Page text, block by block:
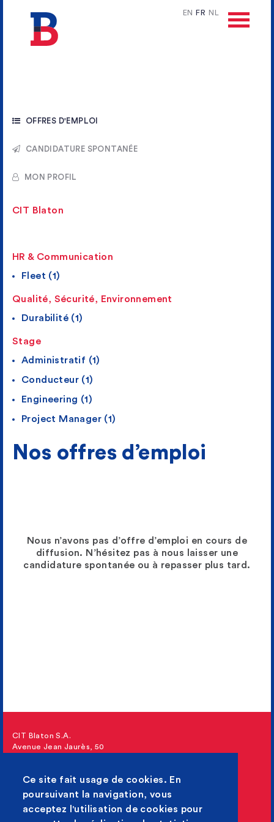
Ce site fait usage de cookies. En
poursuivant la navigation, vous
acceptez l'utilisation de cookies pour
EN FR NL
OFFRES D'EMPLOI
CANDIDATURE SPONTANÉE
MON PROFIL
CIT Blaton
HR & Communication
Fleet (1)
Qualité, Sécurité, Environnement
Durabilité (1)
Stage
Administratif (1)
Conducteur (1)
Engineering (1)
Project Manager (1)
Nos offres d’emploi
Nous n’avons pas d’offre d’emploi en cours de
diffusion. N’hésitez pas à nous laisser une
candidature spontanée ou à repasser plus tard.
CIT Blaton S.A.
Avenue Jean Jaurès, 50
F : +32 (0)2 240 23 50
jobs@citblaton.be